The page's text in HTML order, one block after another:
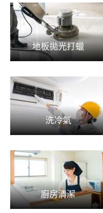
地板拋光打蠟
洗冷氣
廚房清潔